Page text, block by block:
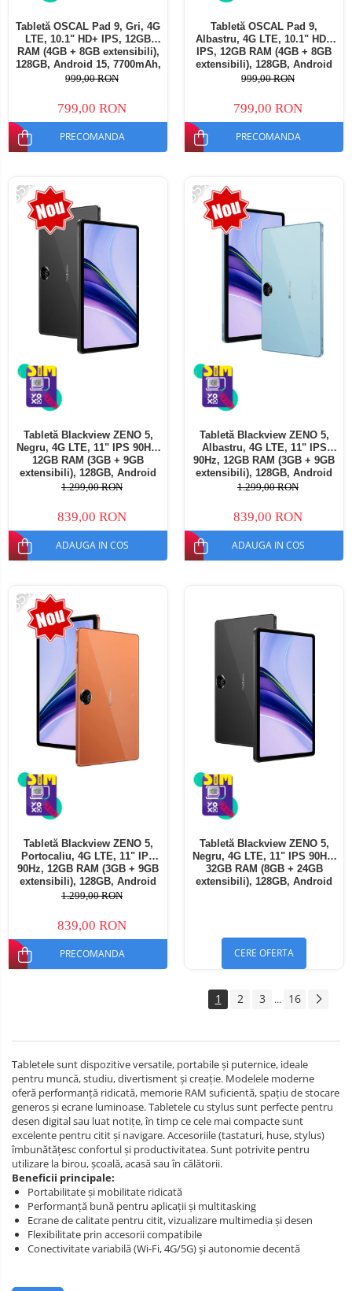
Tabletă OSCAL Pad 9, Gri, 4G
LTE, 10.1" HD+ IPS, 12GB
RAM (4GB + 8GB extensibili),
128GB, Android 15, 7700mAh,
Dual SIM
999,00 RON
799,00 RON
PRECOMANDA
Tabletă OSCAL Pad 9,
Albastru, 4G LTE, 10.1" HD+
IPS, 12GB RAM (4GB + 8GB
extensibili), 128GB, Android
15, 7700mAh, Dual SIM
999,00 RON
799,00 RON
PRECOMANDA
-35%
Tabletă Blackview ZENO 5,
Negru, 4G LTE, 11" IPS 90Hz,
12GB RAM (3GB + 9GB
extensibili), 128GB, Android
16, Unisoc T7250, 8300mAh,
SIM
1.299,00 RON
839,00 RON
ADAUGA IN COS
-35%
Tabletă Blackview ZENO 5,
Albastru, 4G LTE, 11" IPS
90Hz, 12GB RAM (3GB + 9GB
extensibili), 128GB, Android
16, Unisoc T7250, 8300mAh,
SIM
1.299,00 RON
839,00 RON
ADAUGA IN COS
-35%
Tabletă Blackview ZENO 5,
Portocaliu, 4G LTE, 11" IPS
90Hz, 12GB RAM (3GB + 9GB
extensibili), 128GB, Android
16, Unisoc T7250, 8300mAh,
SIM
1.299,00 RON
839,00 RON
PRECOMANDA
Tabletă Blackview ZENO 5,
Negru, 4G LTE, 11" IPS 90Hz,
32GB RAM (8GB + 24GB
extensibili), 128GB, Android
CERE OFERTA
1 2 3 ... 16
Tabletele sunt dispozitive versatile, portabile și puternice, ideale
pentru muncă, studiu, divertisment și creație. Modelele moderne
oferă performanță ridicată, memorie RAM suficientă, spațiu de stocare
generos și ecrane luminoase. Tabletele cu stylus sunt perfecte pentru
desen digital sau luat notițe, în timp ce cele mai compacte sunt
excelente pentru citit și navigare. Accesoriile (tastaturi, huse, stylus)
îmbunătățesc confortul și productivitatea. Sunt potrivite pentru
utilizare la birou, școală, acasă sau în călătorii.
Beneficii principale:
Portabilitate și mobilitate ridicată
Performanță bună pentru aplicații și multitasking
Ecrane de calitate pentru citit, vizualizare multimedia și desen
Flexibilitate prin accesorii compatibile
Conectivitate variabilă (Wi‑Fi, 4G/5G) și autonomie decentă